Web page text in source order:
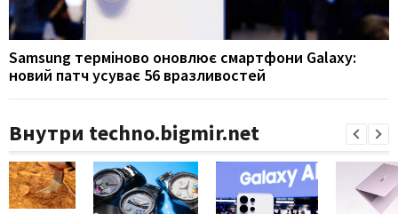
Samsung терміново оновлює смартфони Galaxy:
новий патч усуває 56 вразливостей
Внутри techno.bigmir.net